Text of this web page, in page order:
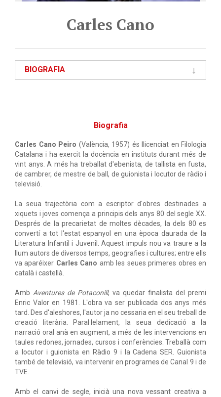
Carles Cano
BIOGRAFIA
Biografia
Carles Cano Peiro (València, 1957) és llicenciat en Filologia
Catalana i ha exercit la docència en instituts durant més de
vint anys. A més ha treballat d'ebenista, de tallista en fusta,
de cambrer, de mestre de ball, de guionista i locutor de ràdio i
televisió.
La seua trajectòria com a escriptor d'obres destinades a
xiquets i joves comença a principis dels anys 80 del segle XX.
Després de la precarietat de moltes dècades, la dels 80 es
convertí a tot l'estat espanyol en una època daurada de la
Literatura Infantil i Juvenil. Aquest impuls nou va traure a la
llum autors de diversos temps, geografies i cultures; entre ells
va aparéixer Carles Cano amb les seues primeres obres en
català i castellà.
Amb Aventures de Potaconill, va quedar finalista del premi
Enric Valor en 1981. L'obra va ser publicada dos anys més
tard. Des d'aleshores, l'autor ja no cessaria en el seu treball de
creació literària. Paral·lelament, la seua dedicació a la
narració oral anà en augment, a més de les intervencions en
taules redones, jornades, cursos i conferències. Treballà com
a locutor i guionista en Ràdio 9 i la Cadena SER. Guionista
també de televisió, va intervenir en programes de Canal 9 i de
TVE.
Amb el canvi de segle, inicià una nova vessant creativa a